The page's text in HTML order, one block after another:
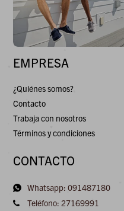
EMPRESA
¿Quiénes somos?
Contacto
Trabaja con nosotros
Términos y condiciones
CONTACTO
Whatsapp: 091487180
Teléfono: 27169991